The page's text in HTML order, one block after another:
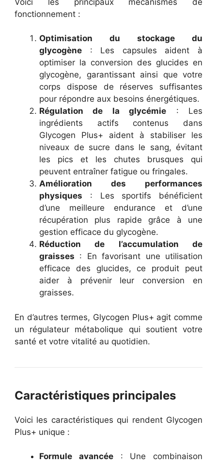
fonctionnement :
Optimisation du stockage du
glycogène : Les capsules aident à
optimiser la conversion des glucides en
glycogène, garantissant ainsi que votre
corps dispose de réserves suffisantes
pour répondre aux besoins énergétiques.
Régulation de la glycémie : Les
ingrédients actifs contenus dans
Glycogen Plus+ aident à stabiliser les
niveaux de sucre dans le sang, évitant
les pics et les chutes brusques qui
peuvent entraîner fatigue ou fringales.
Amélioration des performances
physiques : Les sportifs bénéficient
d’une meilleure endurance et d’une
récupération plus rapide grâce à une
gestion efficace du glycogène.
Réduction de l’accumulation de
graisses : En favorisant une utilisation
efficace des glucides, ce produit peut
aider à prévenir leur conversion en
graisses.
En d’autres termes, Glycogen Plus+ agit comme
un régulateur métabolique qui soutient votre
santé et votre vitalité au quotidien.
Caractéristiques principales
Voici les caractéristiques qui rendent Glycogen
Plus+ unique :
Formule avancée: Une combinaison